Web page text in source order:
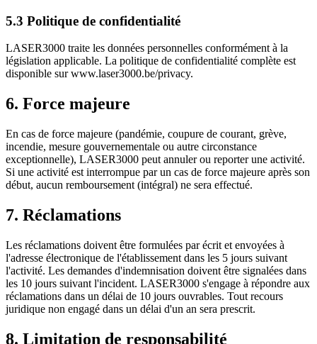
5.3 Politique de confidentialité
LASER3000 traite les données personnelles conformément à la
législation applicable. La politique de confidentialité complète est
disponible sur www.laser3000.be/privacy.
6. Force majeure
En cas de force majeure (pandémie, coupure de courant, grève,
incendie, mesure gouvernementale ou autre circonstance
exceptionnelle), LASER3000 peut annuler ou reporter une activité.
Si une activité est interrompue par un cas de force majeure après son
début, aucun remboursement (intégral) ne sera effectué.
7. Réclamations
Les réclamations doivent être formulées par écrit et envoyées à
l'adresse électronique de l'établissement dans les 5 jours suivant
l'activité. Les demandes d'indemnisation doivent être signalées dans
les 10 jours suivant l'incident. LASER3000 s'engage à répondre aux
réclamations dans un délai de 10 jours ouvrables. Tout recours
juridique non engagé dans un délai d'un an sera prescrit.
8. Limitation de responsabilité